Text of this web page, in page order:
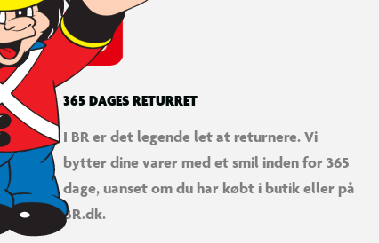
365 DAGES RETURRET
I BR er det legende let at returnere. Vi
bytter dine varer med et smil inden for 365
dage, uanset om du har købt i butik eller på
BR.dk.